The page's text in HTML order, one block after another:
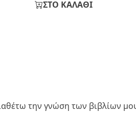
ΣΤΟ ΚΑΛΑΘΙ
την γνώση των βιβλίων